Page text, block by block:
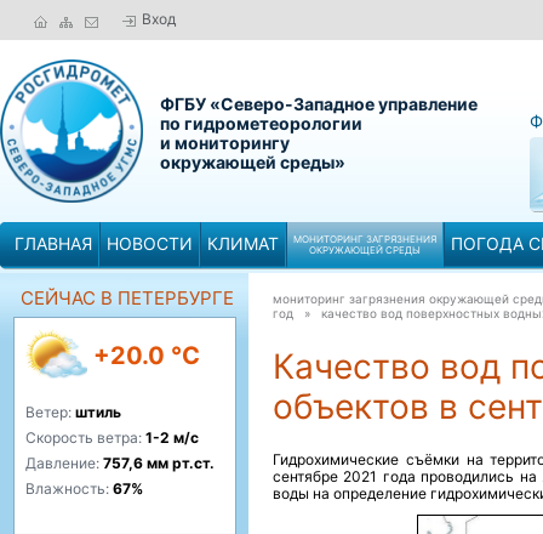
Вход
ФГБУ «Северо-Западное управление
по гидрометеорологии
и мониторингу
окружающей среды»
ГЛАВНАЯ НОВОСТИ КЛИМАТ
МОНИТОРИНГ ЗАГРЯЗНЕНИЯ
ОКРУЖАЮЩЕЙ СРЕДЫ
ПОГОДА
СЕЙЧАС В ПЕТЕРБУРГЕ
+20.0 °C
Ветер: штиль
Скорость ветра: 1-2 м/с
Давление: 757,6 мм рт.ст.
Влажность: 67%
мониторинг загрязнения окружающей
год » качество вод поверхностных
Качество вод
объектов в
Гидрохимические съёмки на
сентябре 2021 года проводились
воды на определение